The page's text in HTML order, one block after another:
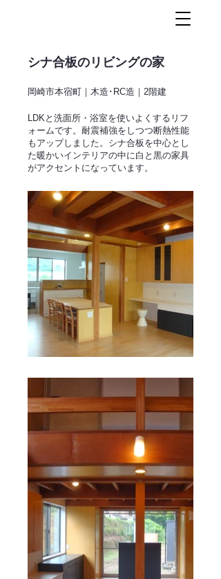
シナ合板のリビングの家
岡崎市本宿町｜木造･RC造｜2階建
LDKと洗面所・浴室を使いよくするリフ
ォームです。耐震補強をしつつ断熱性能
もアップしました。シナ合板を中心とし
た暖かいインテリアの中に白と黒の家具
がアクセントになっています。